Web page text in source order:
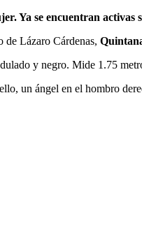
Ya se encuentran activas
de Lázaro Cárdenas,
y negro. Mide 1.75
un ángel en el hombro